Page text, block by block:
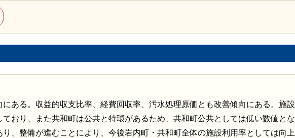
ある。収益的収支比率、経費回収率、汚水処理原価とも改善傾向にある。施設
おり、また共和町は公共と特環があるため、共和町公共としては低い数値とな
、整備が進むことにより、今後岩内町・共和町全体の施設利用率としては向上